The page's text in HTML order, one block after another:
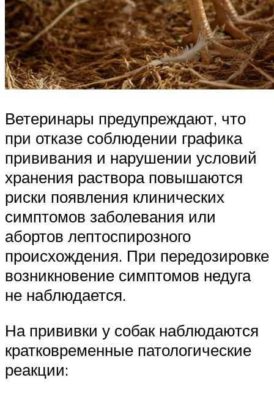
Ветеринары предупреждают, что
при отказе соблюдении графика
прививания и нарушении условий
хранения раствора повышаются
риски появления клинических
симптомов заболевания или
абортов лептоспирозного
происхождения. При передозировке
возникновение симптомов недуга
не наблюдается.
На прививки у собак наблюдаются
кратковременные патологические
реакции: